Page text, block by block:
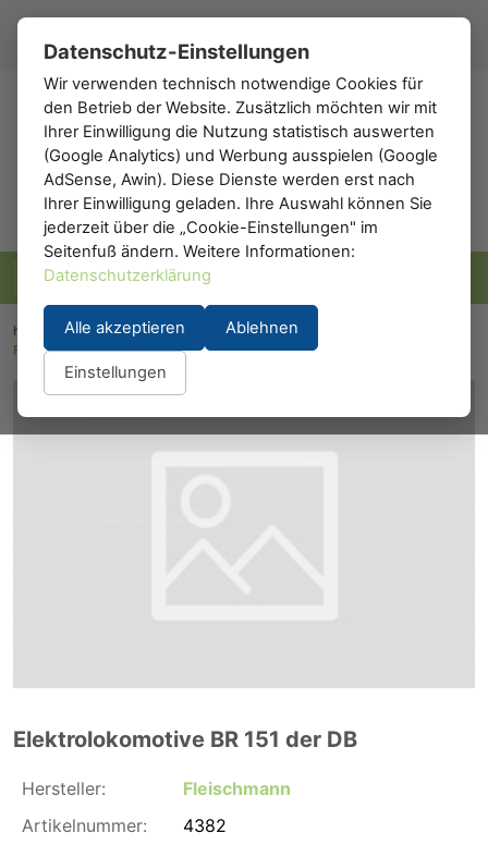
h0 .de
h0.eu Modelleisenbahn / Lokomotiven / Elektrolokomotiven
Fleischmann 4382: Elektrolokomotive BR 151 der DB
Elektrolokomotive BR 151 der DB
Hersteller:
Fleischmann
Artikelnummer:
4382
Datenschutz-Einstellungen
Wir verwenden technisch notwendige Cookies für
den Betrieb der Website. Zusätzlich möchten wir mit
Ihrer Einwilligung die Nutzung statistisch auswerten
(Google Analytics) und Werbung ausspielen (Google
AdSense, Awin). Diese Dienste werden erst nach
Ihrer Einwilligung geladen. Ihre Auswahl können Sie
jederzeit über die „Cookie-Einstellungen" im
Seitenfuß ändern. Weitere Informationen:
Datenschutzerklärung
Alle akzeptieren Ablehnen
Einstellungen